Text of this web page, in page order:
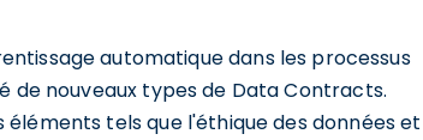
automatique dans les processus
de nouveaux types de Data Contracts.
tels que l'éthique des données et